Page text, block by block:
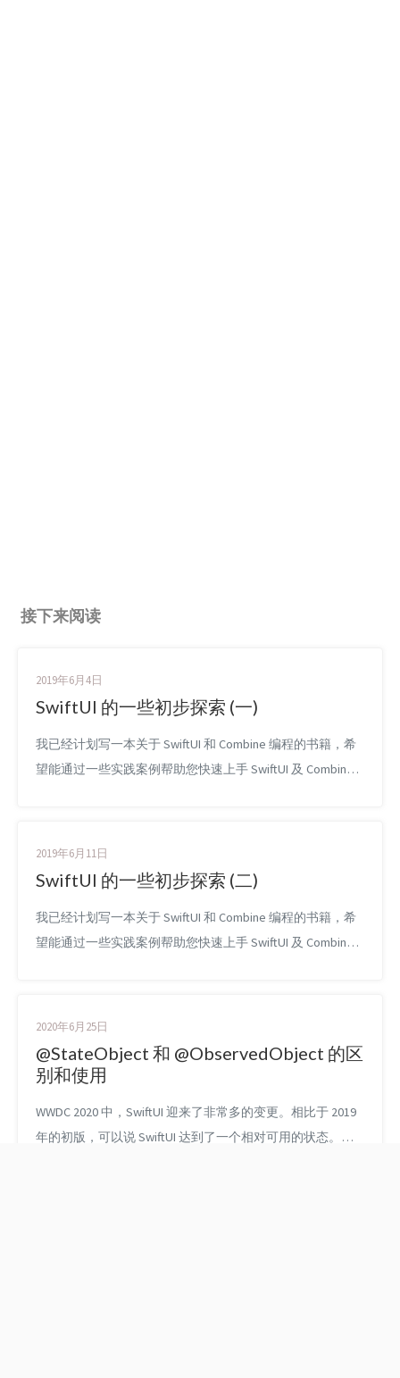
接下来阅读
2019年6月4日
SwiftUI 的一些初步探索 (一)
我已经计划写一本关于 SwiftUI 和 Combine 编程的书籍，希
望能通过一些实践案例帮助您快速上手 SwiftUI 及 Combine
分感谢！ 总览 如果你想要入门 SwiftUI 的使用，那 A...
2019年6月11日
SwiftUI 的一些初步探索 (二)
我已经计划写一本关于 SwiftUI 和 Combine 编程的书籍，希
望能通过一些实践案例帮助您快速上手 SwiftUI 及 Combine
分感谢！ 接上一篇继续对 SwiftUI 的教程进行一些解读。 ...
2020年6月25日
@StateObject 和 @ObservedObject 的区
别和使用
WWDC 2020 中，SwiftUI 迎来了非常多的变更。相比于 2019
年的初版，可以说 SwiftUI 达到了一个相对可用的状态。从